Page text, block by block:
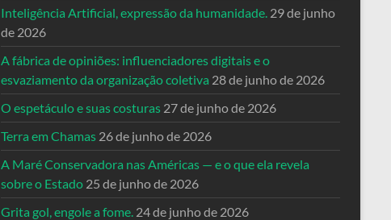
Inteligência Artificial, expressão da humanidade. 29 de junho
de 2026
A fábrica de opiniões: influenciadores digitais e o
esvaziamento da organização coletiva 28 de junho de 2026
O espetáculo e suas costuras 27 de junho de 2026
Terra em Chamas 26 de junho de 2026
A Maré Conservadora nas Américas — e o que ela revela
sobre o Estado 25 de junho de 2026
Grita gol, engole a fome. 24 de junho de 2026